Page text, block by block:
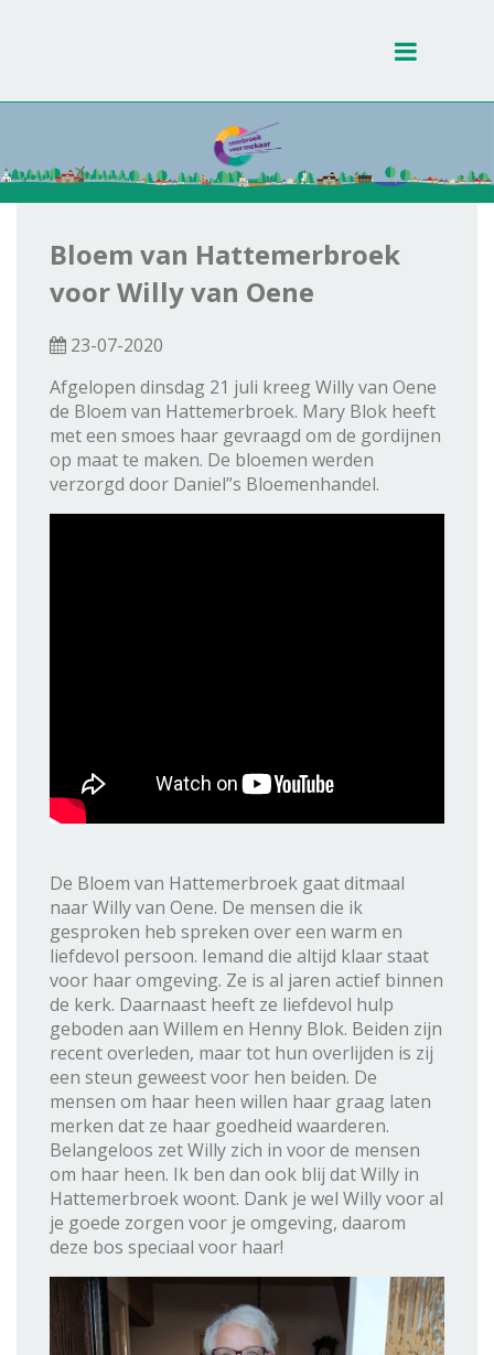
Toggle
Bloem van Hattemerbroek
voor Willy van Oene
23-07-2020
Afgelopen dinsdag 21 juli kreeg Willy van Oene
de Bloem van Hattemerbroek. Mary Blok heeft
met een smoes haar gevraagd om de gordijnen
op maat te maken. De bloemen werden
verzorgd door Daniel”s Bloemenhandel.
De Bloem van Hattemerbroek gaat ditmaal
naar Willy van Oene. De mensen die ik
gesproken heb spreken over een warm en
liefdevol persoon. Iemand die altijd klaar staat
voor haar omgeving. Ze is al jaren actief binnen
de kerk. Daarnaast heeft ze liefdevol hulp
geboden aan Willem en Henny Blok. Beiden zijn
recent overleden, maar tot hun overlijden is zij
een steun geweest voor hen beiden. De
mensen om haar heen willen haar graag laten
merken dat ze haar goedheid waarderen.
Belangeloos zet Willy zich in voor de mensen
om haar heen. Ik ben dan ook blij dat Willy in
Hattemerbroek woont. Dank je wel Willy voor al
je goede zorgen voor je omgeving, daarom
deze bos speciaal voor haar!